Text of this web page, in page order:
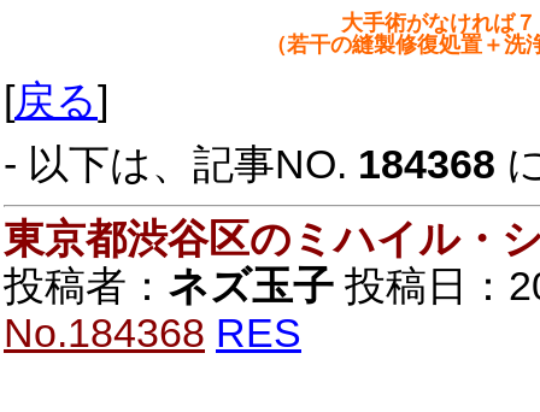
大手術がなければ
（若干の縫製修復処置＋
[戻る]
- 以下は、記事NO. 184368
東京都渋谷区のミハイル・
投稿者： ネズ玉子 投稿日：
No.184368 RES